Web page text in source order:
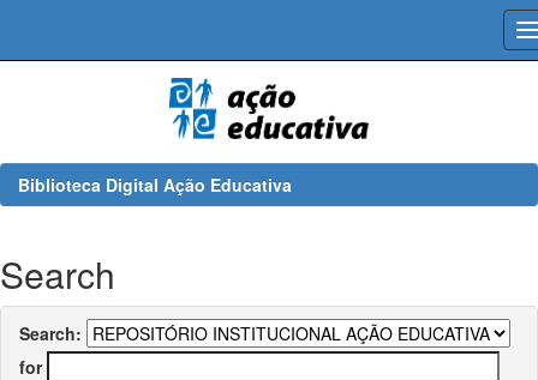
Biblioteca Digital Ação Educativa
Search
Search:
for